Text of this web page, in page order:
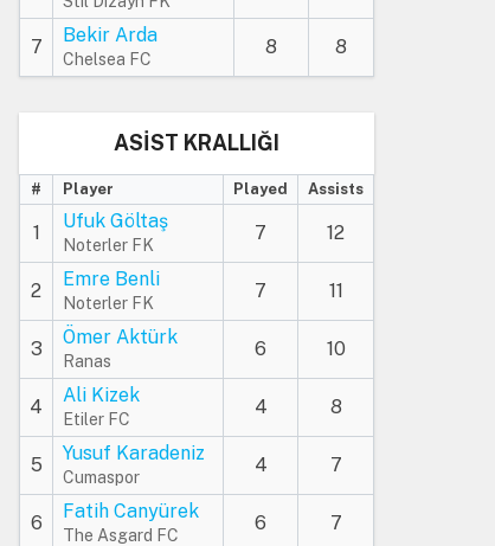
7
Bekir Arda
Chelsea FC
8 8
ASİST KRALLIĞI
# Player Played Assists
1
Ufuk Göltaş
Noterler FK
7 12
2
Emre Benli
Noterler FK
7 11
3
Ömer Aktürk
Ranas
6 10
4
Ali Kizek
Etiler FC
4 8
5
Yusuf Karadeniz
Cumaspor
4 7
6
Fatih Canyürek
The Asgard FC
6 7